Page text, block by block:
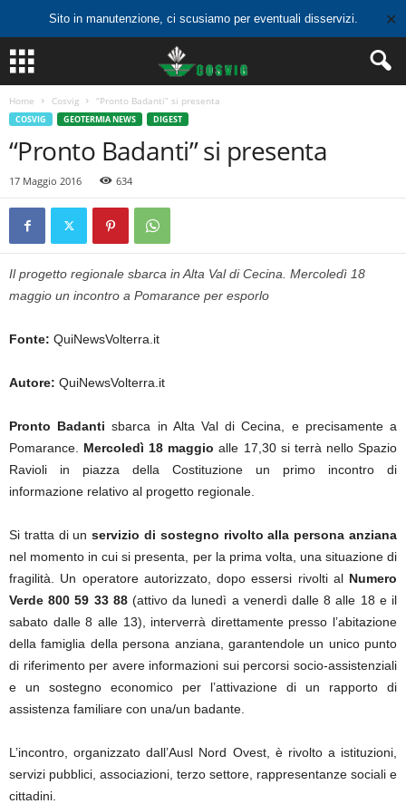
Sito in manutenzione, ci scusiamo per eventuali disservizi. ✕
Home Cosvig “Pronto Badanti” si presenta
COSVIG GEOTERMIA NEWS DIGEST
“Pronto Badanti” si presenta
17 Maggio 2016 634
Il progetto regionale sbarca in Alta Val di Cecina. Mercoledì 18
maggio un incontro a Pomarance per esporlo
Fonte: QuiNewsVolterra.it
Autore: QuiNewsVolterra.it
Pronto Badantisbarca in Alta Val di Cecina, e precisamente a
Pomarance. Mercoledì 18 maggio alle 17,30 si terrà nello Spazio
Ravioli in piazza della Costituzione un primo incontro di
informazione relativo al progetto regionale.
Si tratta di unservizio di sostegno rivolto alla persona anziana
nel momento in cui si presenta, per la prima volta, una situazione di
fragilità. Un operatore autorizzato, dopo essersi rivolti al Numero
Verde 800 59 33 88 (attivo da lunedì a venerdì dalle 8 alle 18 e il
sabato dalle 8 alle 13), interverrà direttamente presso l’abitazione
della famiglia della persona anziana, garantendole un unico punto
di riferimento per avere informazioni sui percorsi socio-assistenziali
e un sostegno economico per l’attivazione di un rapporto di
assistenza familiare con una/un badante.
L’incontro, organizzato dall’Ausl Nord Ovest, è rivolto a istituzioni,
servizi pubblici, associazioni, terzo settore, rappresentanze sociali e
cittadini.